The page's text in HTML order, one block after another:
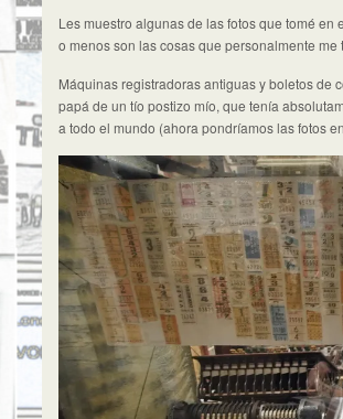
Les muestro algunas de las fotos que tomé
o menos son las cosas que personalmente me
Máquinas registradoras antiguas y boletos de
papá de un tío postizo mío, que tenía
a todo el mundo (ahora pondríamos las fotos